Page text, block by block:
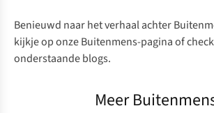
Benieuwd naar het verhaal achter
kijkje op onzeBuitenmens-paginaof
onderstaande blogs.
Meer